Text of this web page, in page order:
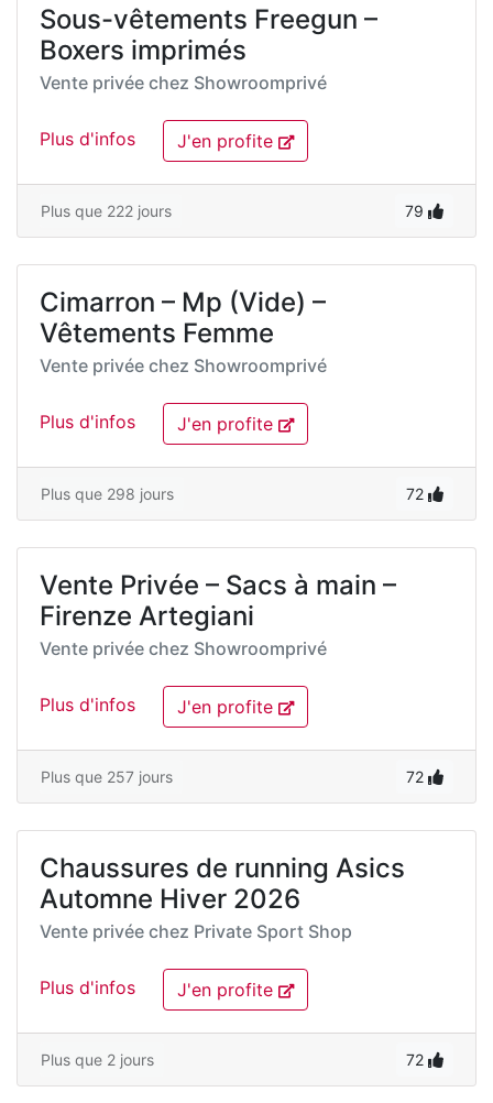
Sous-vêtements Freegun –
Boxers imprimés
Vente privée chez Showroomprivé
Plus d'infos J'en profite
Plus que 222 jours 79
Cimarron – Mp (Vide) –
Vêtements Femme
Vente privée chez Showroomprivé
Plus d'infos J'en profite
Plus que 298 jours 72
Vente Privée – Sacs à main –
Firenze Artegiani
Vente privée chez Showroomprivé
Plus d'infos J'en profite
Plus que 257 jours 72
Chaussures de running Asics
Automne Hiver 2026
Vente privée chez Private Sport Shop
Plus d'infos J'en profite
Plus que 2 jours 72